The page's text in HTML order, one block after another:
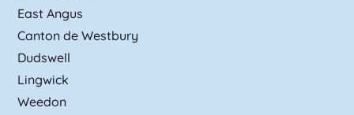
East Angus
Canton de Westbury
Dudswell
Lingwick
Weedon